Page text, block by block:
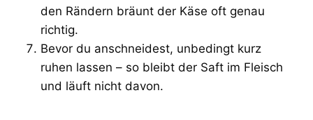
den Rändern bräunt der Käse oft genau
richtig.
Bevor du anschneidest, unbedingt kurz
ruhen lassen – so bleibt der Saft im Fleisch
und läuft nicht davon.